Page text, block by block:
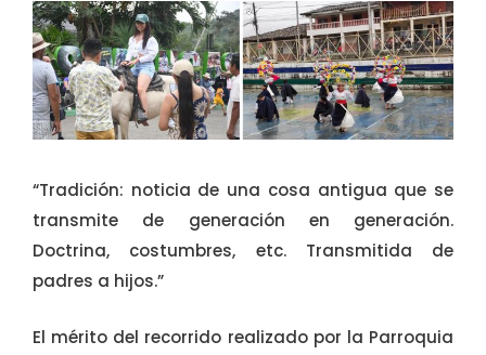
“Tradición: noticia de una cosa antigua que se
transmite de generación en generación.
Doctrina, costumbres, etc. Transmitida de
padres a hijos.”
El mérito del recorrido realizado por la Parroquia